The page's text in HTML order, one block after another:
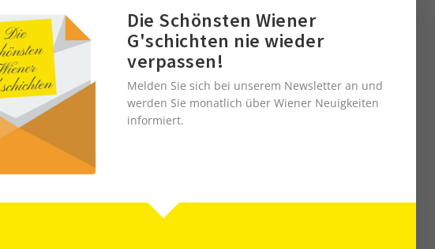
Schellinggasse 6
Tel. 01/ 512 44 44
Die Schönsten Wiener
G'schichten nie wieder
verpassen!
Melden Sie sich bei unserem Newsletter an und
werden Sie monatlich über Wiener Neuigkeiten
informiert.